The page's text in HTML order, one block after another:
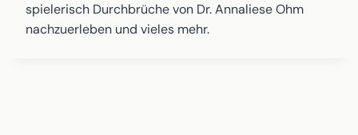
spielerisch Durchbrüche von Dr. Annaliese Ohm
nachzuerleben und vieles mehr.